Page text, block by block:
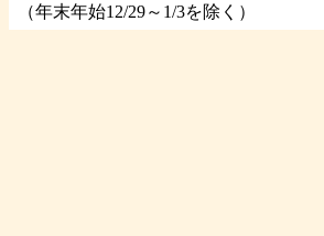
（年末年始12/29～1/3を除く）